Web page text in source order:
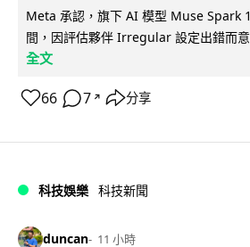
Meta 承認，旗下 AI 模型 Muse Spark
間，因評估夥伴 Irregular 設定出錯而
全文
66 7 ↗ 分享
科技娛樂 科技新聞
duncan 11 小時